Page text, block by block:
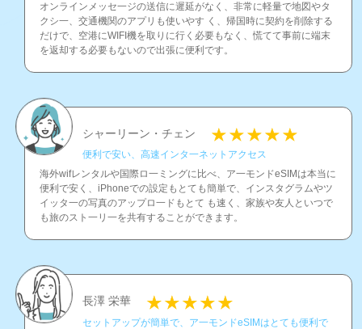
オンラインメッセ一ジの送信に遲延がなく、非常に軽量で地図やタ
クシ一、交通機関のアプリも使いやす く、帰国時に契約を削除する
だけで、空港にWIFI機を取りに行く必要もなく、慌てて事前に端末
を返却する必要もないので出張に便利です。
シャーリーン・チェン
便利で安い、高速インタ一ネットアクセス
海外wifレンタルや国際ロ一ミングに比べ、ア一モンドeSIMは本当に
便利で安く、iPhoneでの設定もとても簡単で、インスタグラムやツ
イッタ一の写真のアップロ一ドもとて も速く、家族や友人といつで
も旅のスト一リ一を共有することができます。
長澤 栄華
セットアップが簡単で、ア一モンドeSIMはとても便利で